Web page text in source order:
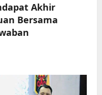
Akhir
Bersama